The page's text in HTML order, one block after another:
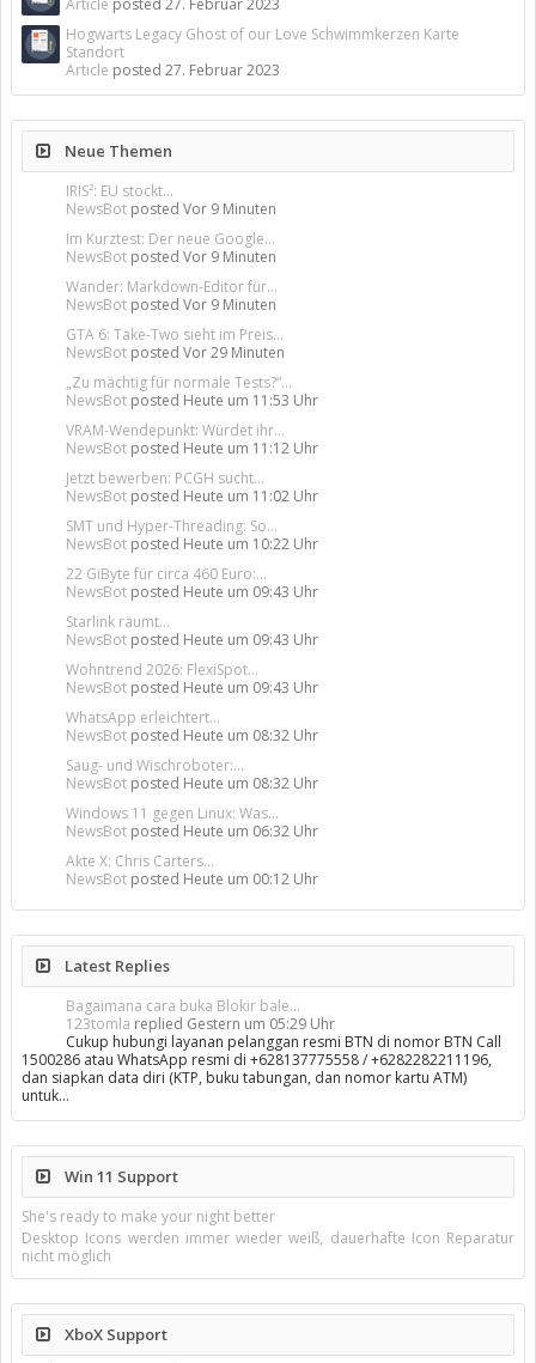
Article posted 27. Februar 2023
Hogwarts Legacy Ghost of our Love Schwimmkerzen Karte
Standort
Article posted 27. Februar 2023
Neue Themen
IRIS²: EU stockt...
NewsBot posted Vor 9 Minuten
Im Kurztest: Der neue Google...
NewsBot posted Vor 9 Minuten
Wander: Markdown-Editor für...
NewsBot posted Vor 9 Minuten
GTA 6: Take-Two sieht im Preis...
NewsBot posted Vor 29 Minuten
„Zu mächtig für normale Tests?“...
NewsBot posted Heute um 11:53 Uhr
VRAM-Wendepunkt: Würdet ihr...
NewsBot posted Heute um 11:12 Uhr
Jetzt bewerben: PCGH sucht...
NewsBot posted Heute um 11:02 Uhr
SMT und Hyper-Threading: So...
NewsBot posted Heute um 10:22 Uhr
22 GiByte für circa 460 Euro:...
NewsBot posted Heute um 09:43 Uhr
Starlink räumt...
NewsBot posted Heute um 09:43 Uhr
Wohntrend 2026: FlexiSpot...
NewsBot posted Heute um 09:43 Uhr
WhatsApp erleichtert...
NewsBot posted Heute um 08:32 Uhr
Saug- und Wischroboter:...
NewsBot posted Heute um 08:32 Uhr
Windows 11 gegen Linux: Was...
NewsBot posted Heute um 06:32 Uhr
Akte X: Chris Carters...
NewsBot posted Heute um 00:12 Uhr
Latest Replies
Bagaimana cara buka Blokir bale...
123tomla replied Gestern um 05:29 Uhr
Cukup hubungi layanan pelanggan resmi BTN di nomor BTN Call
1500286 atau WhatsApp resmi di +628137775558 / +6282282211196,
dan siapkan data diri (KTP, buku tabungan, dan nomor kartu ATM)
untuk…
Win 11 Support
She's ready to make your night better
Desktop Icons werden immer wieder weiß, dauerhafte Icon Reparatur
nicht möglich
XboX Support